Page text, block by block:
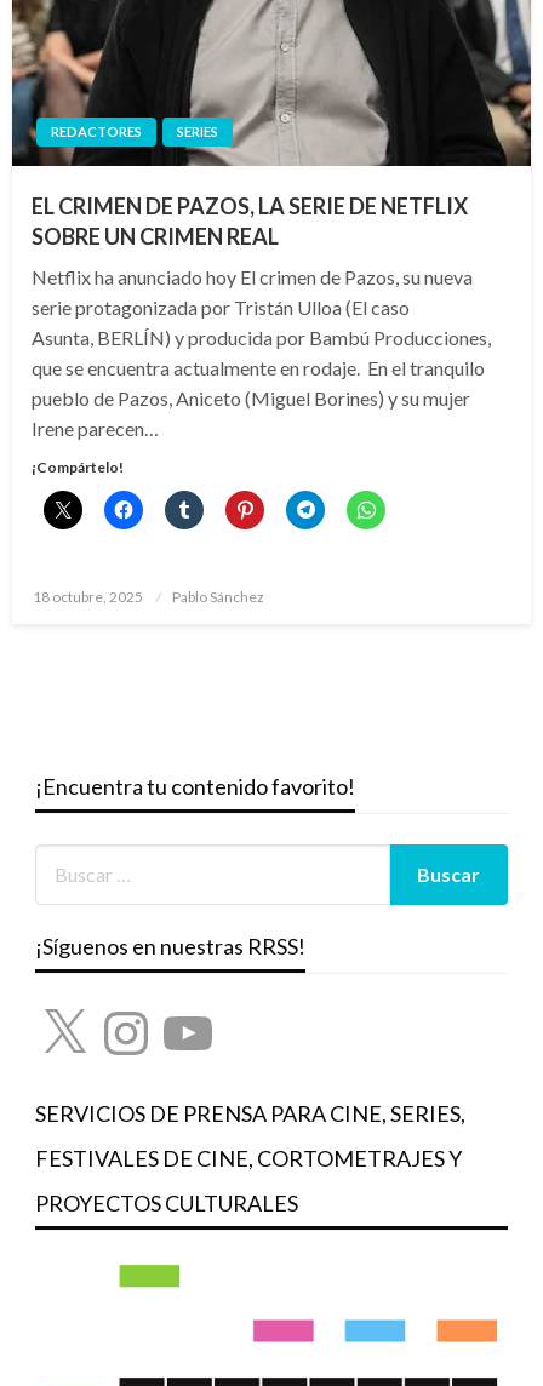
REDACTORES SERIES
EL CRIMEN DE PAZOS, LA SERIE DE NETFLIX
SOBRE UN CRIMEN REAL
Netflix ha anunciado hoy El crimen de Pazos, su nueva
serie protagonizada por Tristán Ulloa (El caso
Asunta, BERLÍN) y producida por Bambú Producciones,
que se encuentra actualmente en rodaje. En el tranquilo
pueblo de Pazos, Aniceto (Miguel Borines) y su mujer
Irene parecen…
¡Compártelo!
Publicado
18 octubre, 2025 Pablo Sánchez
¡Encuentra tu contenido favorito!
¡Síguenos en nuestras RRSS!
X InstagramYouTube
SERVICIOS DE PRENSA PARA CINE, SERIES,
FESTIVALES DE CINE, CORTOMETRAJES Y
PROYECTOS CULTURALES